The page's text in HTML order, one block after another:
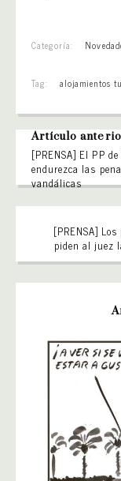
Categoría:
Tag: alojamientos
Artículo
[PRENSA] El PP
endurezca las
vandálicas
[PRENSA]
piden al juez